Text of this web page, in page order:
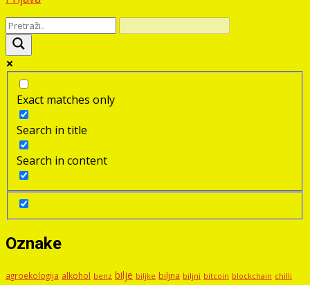
Exact matches only
Search in title
Search in content
Oznake
agroekologija alkohol benz bilje biljke biljna biljni bitcoin blockchain chilli